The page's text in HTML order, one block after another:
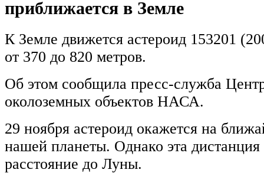
приближается в Земле
К Земле движется астероид 153201
от 370 до 820 метров.
Об этом сообщила пресс-служба
околоземных объектов НАСА.
29 ноября астероид окажется на
нашей планеты. Однако эта
расстояние до Луны.